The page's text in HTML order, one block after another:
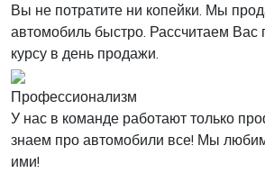
Вы не потратите ни копейки. Мы
автомобиль быстро. Рассчитаем Вас
курсу в день продажи.
Профессионализм
У нас в команде работают только
знаем про автомобили все! Мы
ими!